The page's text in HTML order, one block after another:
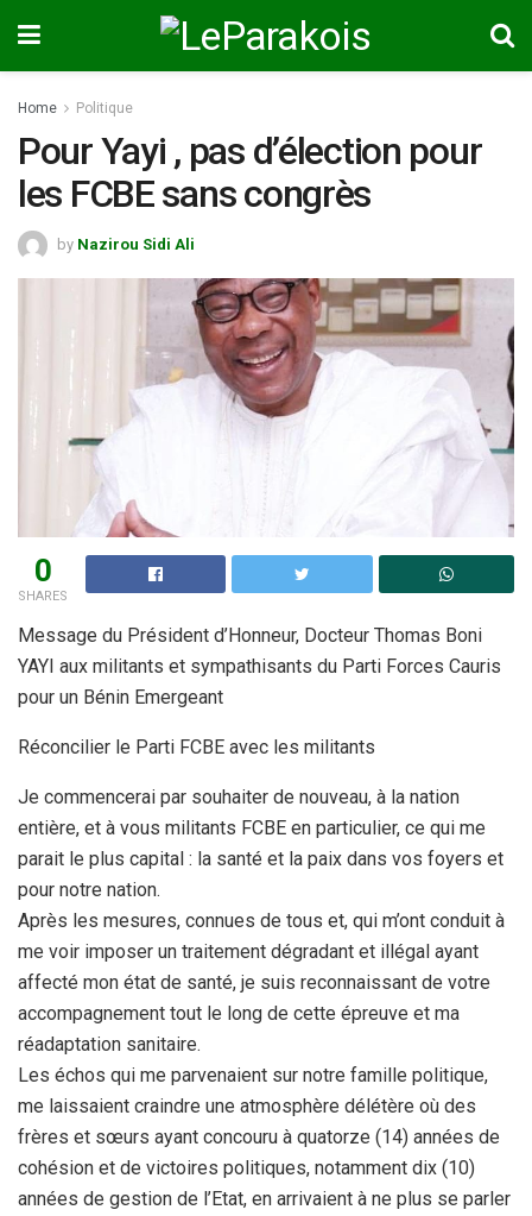
Home Politique
Pour Yayi , pas d’élection pour
les FCBE sans congrès
by Nazirou Sidi Ali
0
SHARES
Message du Président d’Honneur, Docteur Thomas Boni
YAYI aux militants et sympathisants du Parti Forces Cauris
pour un Bénin Emergeant
Réconcilier le Parti FCBE avec les militants
Je commencerai par souhaiter de nouveau, à la nation
entière, et à vous militants FCBE en particulier, ce qui me
parait le plus capital : la santé et la paix dans vos foyers et
pour notre nation.
Après les mesures, connues de tous et, qui m’ont conduit à
me voir imposer un traitement dégradant et illégal ayant
affecté mon état de santé, je suis reconnaissant de votre
accompagnement tout le long de cette épreuve et ma
réadaptation sanitaire.
Les échos qui me parvenaient sur notre famille politique,
me laissaient craindre une atmosphère délétère où des
frères et sœurs ayant concouru à quatorze (14) années de
cohésion et de victoires politiques, notamment dix (10)
années de gestion de l’Etat, en arrivaient à ne plus se parler